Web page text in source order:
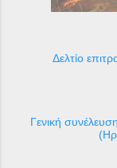
Δελτίο
Γενική